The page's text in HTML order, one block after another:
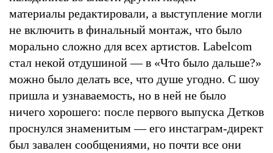
материалы редактировали, а выступление могли
не включить в финальный монтаж, что было
морально сложно для всех артистов. Labelcom
стал некой отдушиной — в «Что было дальше?»
можно было делать все, что душе угодно. С шоу
пришла и узнаваемость, но в ней не было
ничего хорошего: после первого выпуска Детков
проснулся знаменитым — его инстаграм-директ
был завален сообщениями, но почти все они